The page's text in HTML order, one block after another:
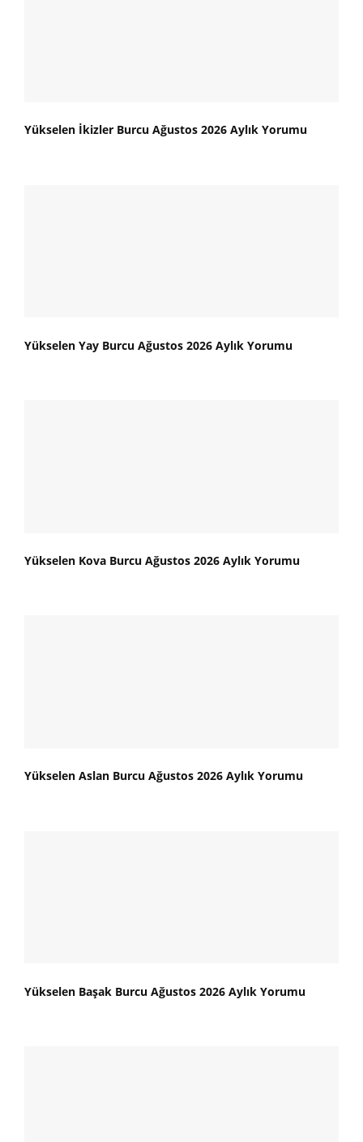
Yükselen İkizler Burcu Ağustos 2026 Aylık Yorumu
Yükselen Yay Burcu Ağustos 2026 Aylık Yorumu
Yükselen Kova Burcu Ağustos 2026 Aylık Yorumu
Yükselen Aslan Burcu Ağustos 2026 Aylık Yorumu
Yükselen Başak Burcu Ağustos 2026 Aylık Yorumu